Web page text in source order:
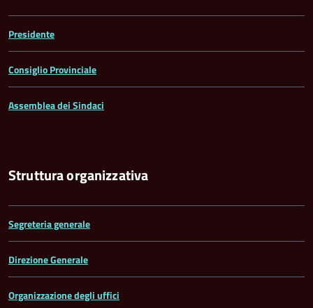
Presidente
Consiglio Provinciale
Assemblea dei Sindaci
Struttura organizzativa
Segreteria generale
Direzione Generale
Organizzazione degli uffici